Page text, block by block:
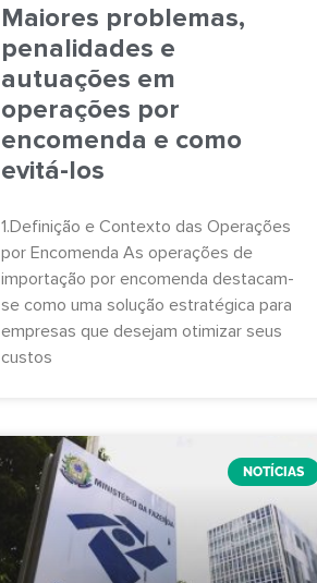
Maiores problemas,
penalidades e
autuações em
operações por
encomenda e como
evitá-los
1.Definição e Contexto das Operações
por Encomenda As operações de
importação por encomenda destacam-
se como uma solução estratégica para
empresas que desejam otimizar seus
custos
NOTÍCIAS